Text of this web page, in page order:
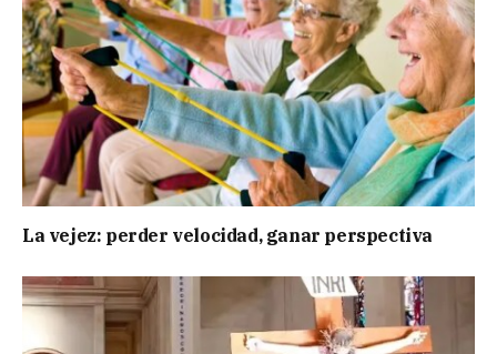
La vejez: perder velocidad, ganar perspectiva